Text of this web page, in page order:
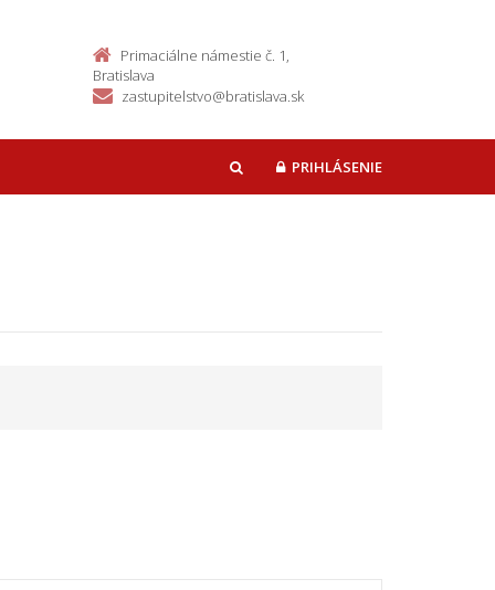
Primaciálne námestie č. 1,
Bratislava
zastupitelstvo@bratislava.sk
HĽADAŤPRIHLÁSENIE